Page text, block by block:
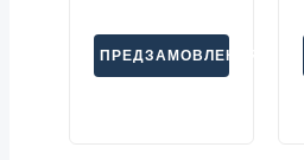
ПРЕДЗАМОВЛЕННЯ